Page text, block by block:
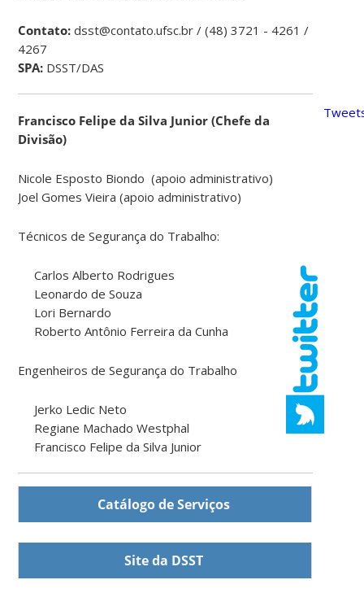
Contato: dsst@contato.ufsc.br / (48) 3721 - 4261 /
4267
SPA: DSST/DAS
Francisco Felipe da Silva Junior (Chefe da
Divisão)
Nicole Esposto Biondo (apoio administrativo)
Joel Gomes Vieira (apoio administrativo)
Técnicos de Segurança do Trabalho:
Carlos Alberto Rodrigues
Leonardo de Souza
Lori Bernardo
Roberto Antônio Ferreira da Cunha
Engenheiros de Segurança do Trabalho
Jerko Ledic Neto
Regiane Machado Westphal
Francisco Felipe da Silva Junior
Catálogo de Serviços
Site da DSST